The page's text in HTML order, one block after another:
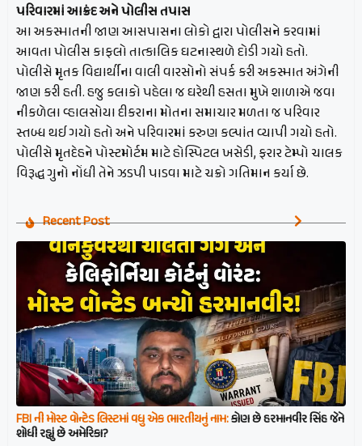
પરિવારમાં આક્રંદ અને પોલીસ તપાસ
આ અકસ્માતની જાણ આસપાસના લોકો દ્વારા પોલીસને કરવામાં
આવતા પોલીસ કાફલો તાત્કાલિક ઘટનાસ્થળે દોડી ગયો હતો.
પોલીસે મૃતક વિદ્યાર્થીના વાલી વારસોનો સંપર્ક કરી અકસ્માત અંગેની
જાણ કરી હતી. હજુ કલાકો પહેલા જ ઘરેથી હસતા મુખે શાળાએ જવા
નીકળેલા વ્હાલસોયા દીકરાના મોતના સમાચાર મળતા જ પરિવાર
સ્તબ્ધ થઈ ગયો હતો અને પરિવારમાં કરુણ કલ્પાંત વ્યાપી ગયો હતો.
પોલીસે મૃતદેહને પોસ્ટમોર્ટમ માટે હોસ્પિટલ ખસેડી, ફરાર ટેમ્પો ચાલક
વિરૂદ્ધ ગુનો નોંધી તેને ઝડપી પાડવા માટે ચક્રો ગતિમાન કર્યા છે.
Recent Post
FBI ની મોસ્ટ વોન્ટેડ લિસ્ટમાં વધુ એક ભારતીયનું નામ:કોણ છે હરમાનવીર સિંહ જેને
શોધી રહ્યું છે અમેરિકા?